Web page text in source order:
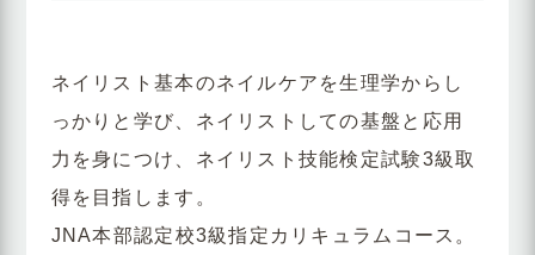
ネイリスト基本のネイルケアを生理学からし
っかりと学び、ネイリストしての基盤と応用
力を身につけ、ネイリスト技能検定試験3級取
得を目指します。
JNA本部認定校3級指定カリキュラムコース。